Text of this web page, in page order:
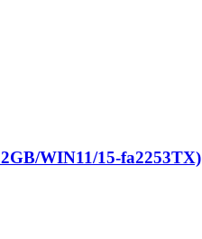
WIN11/15-fa2253TX)